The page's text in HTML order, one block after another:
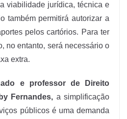
viabilidade jurídica, técnica e
também permitirá autorizar a
pelos cartórios. Para ter
no entanto, será necessário o
extra.
e professor de Direito
Fernandes, a simplificação
públicos é uma demanda